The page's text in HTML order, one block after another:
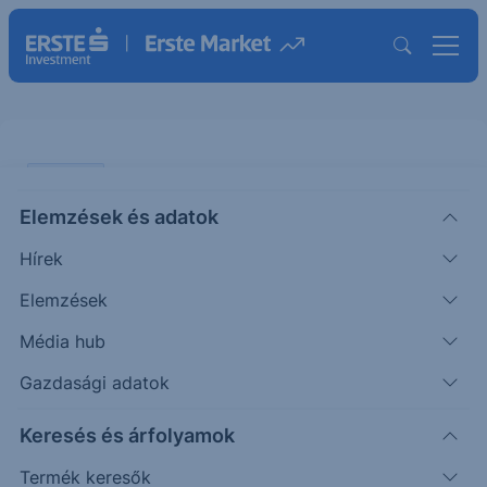
Elemzések és adatok
Hírek
Elemzések
Média hub
Gazdasági adatok
Keresés és árfolyamok
Termék keresők
gyorsjelentése – Egyre
erőteljesebb az amerikai infláció
PODCAST
|2026. május 13. 16:05
Gyengébb negyedéven van túl a Magyar Telekom.